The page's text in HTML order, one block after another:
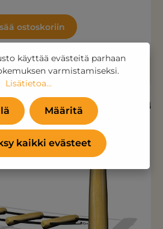
ostoskoriin
käyttää evästeitä parhaan
varmistamiseksi.
Lisätietoa...
Määritä
kaikki evästeet